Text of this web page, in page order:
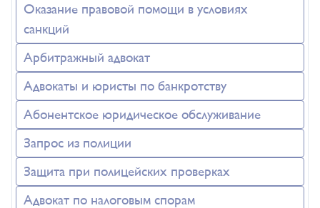
Оказание правовой помощи в условиях
санкций
Арбитражный адвокат
Адвокаты и юристы по банкротству
Абонентское юридическое обслуживание
Запрос из полиции
Защита при полицейских проверках
Адвокат по налоговым спорам